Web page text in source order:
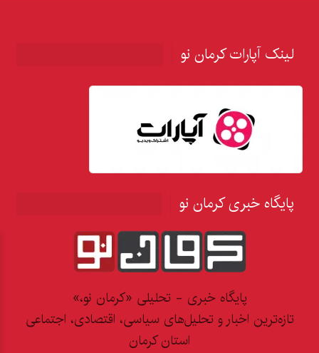
لینک آپارات کرمان نو
پایگاه خبری کرمان نو
پایگاه خبری - تحلیلی «کرمان نو،»
تازه‌ترین اخبار و تحلیل‌های سیاسی، اقتصادی، اجتماعی
استان کرمان